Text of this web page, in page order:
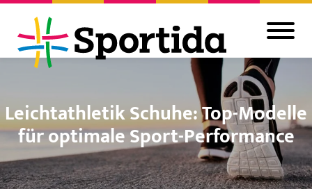
Leichtathletik Schuhe: Top-Modelle
für optimale Sport-Performance